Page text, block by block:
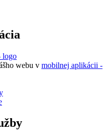
webu v mobilnej aplikácii -